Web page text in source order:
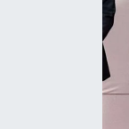
TEKNOLOJİ